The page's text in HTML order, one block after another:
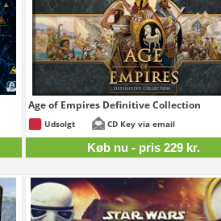
Age of Empires Definitive Collection
Udsolgt CD Key via email
Køb nu - pris 229 kr.